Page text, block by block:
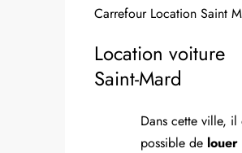
Carrefour Location Saint
Location voiture
Saint-Mard
Dans cette ville, il
possible de louer